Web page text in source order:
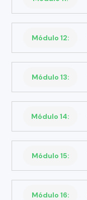
Módulo 12:
Módulo 13:
Módulo 14:
Módulo 15:
Módulo 16: